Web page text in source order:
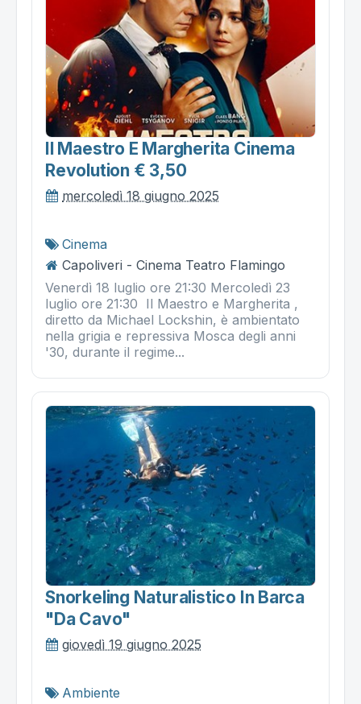
Il Maestro E Margherita Cinema
Revolution € 3,50
mercoledì 18 giugno 2025
Cinema
Capoliveri - Cinema Teatro Flamingo
Venerdì 18 luglio ore 21:30 Mercoledì 23
luglio ore 21:30 Il Maestro e Margherita ,
diretto da Michael Lockshin, è ambientato
nella grigia e repressiva Mosca degli anni
'30, durante il regime...
Snorkeling Naturalistico In Barca
"da Cavo"
giovedì 19 giugno 2025
Ambiente